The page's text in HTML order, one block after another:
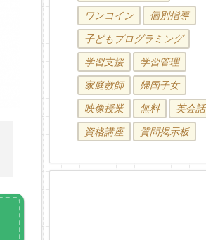
ワンコイン 個別指導
子どもプログラミング
学習支援 学習管理
家庭教師 帰国子女
映像授業 無料 英会話
資格講座 質問掲示板